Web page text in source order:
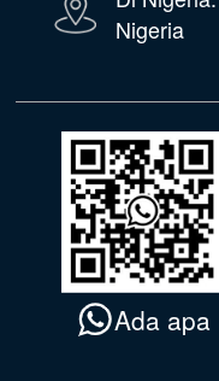
Nigeria
Ada apa